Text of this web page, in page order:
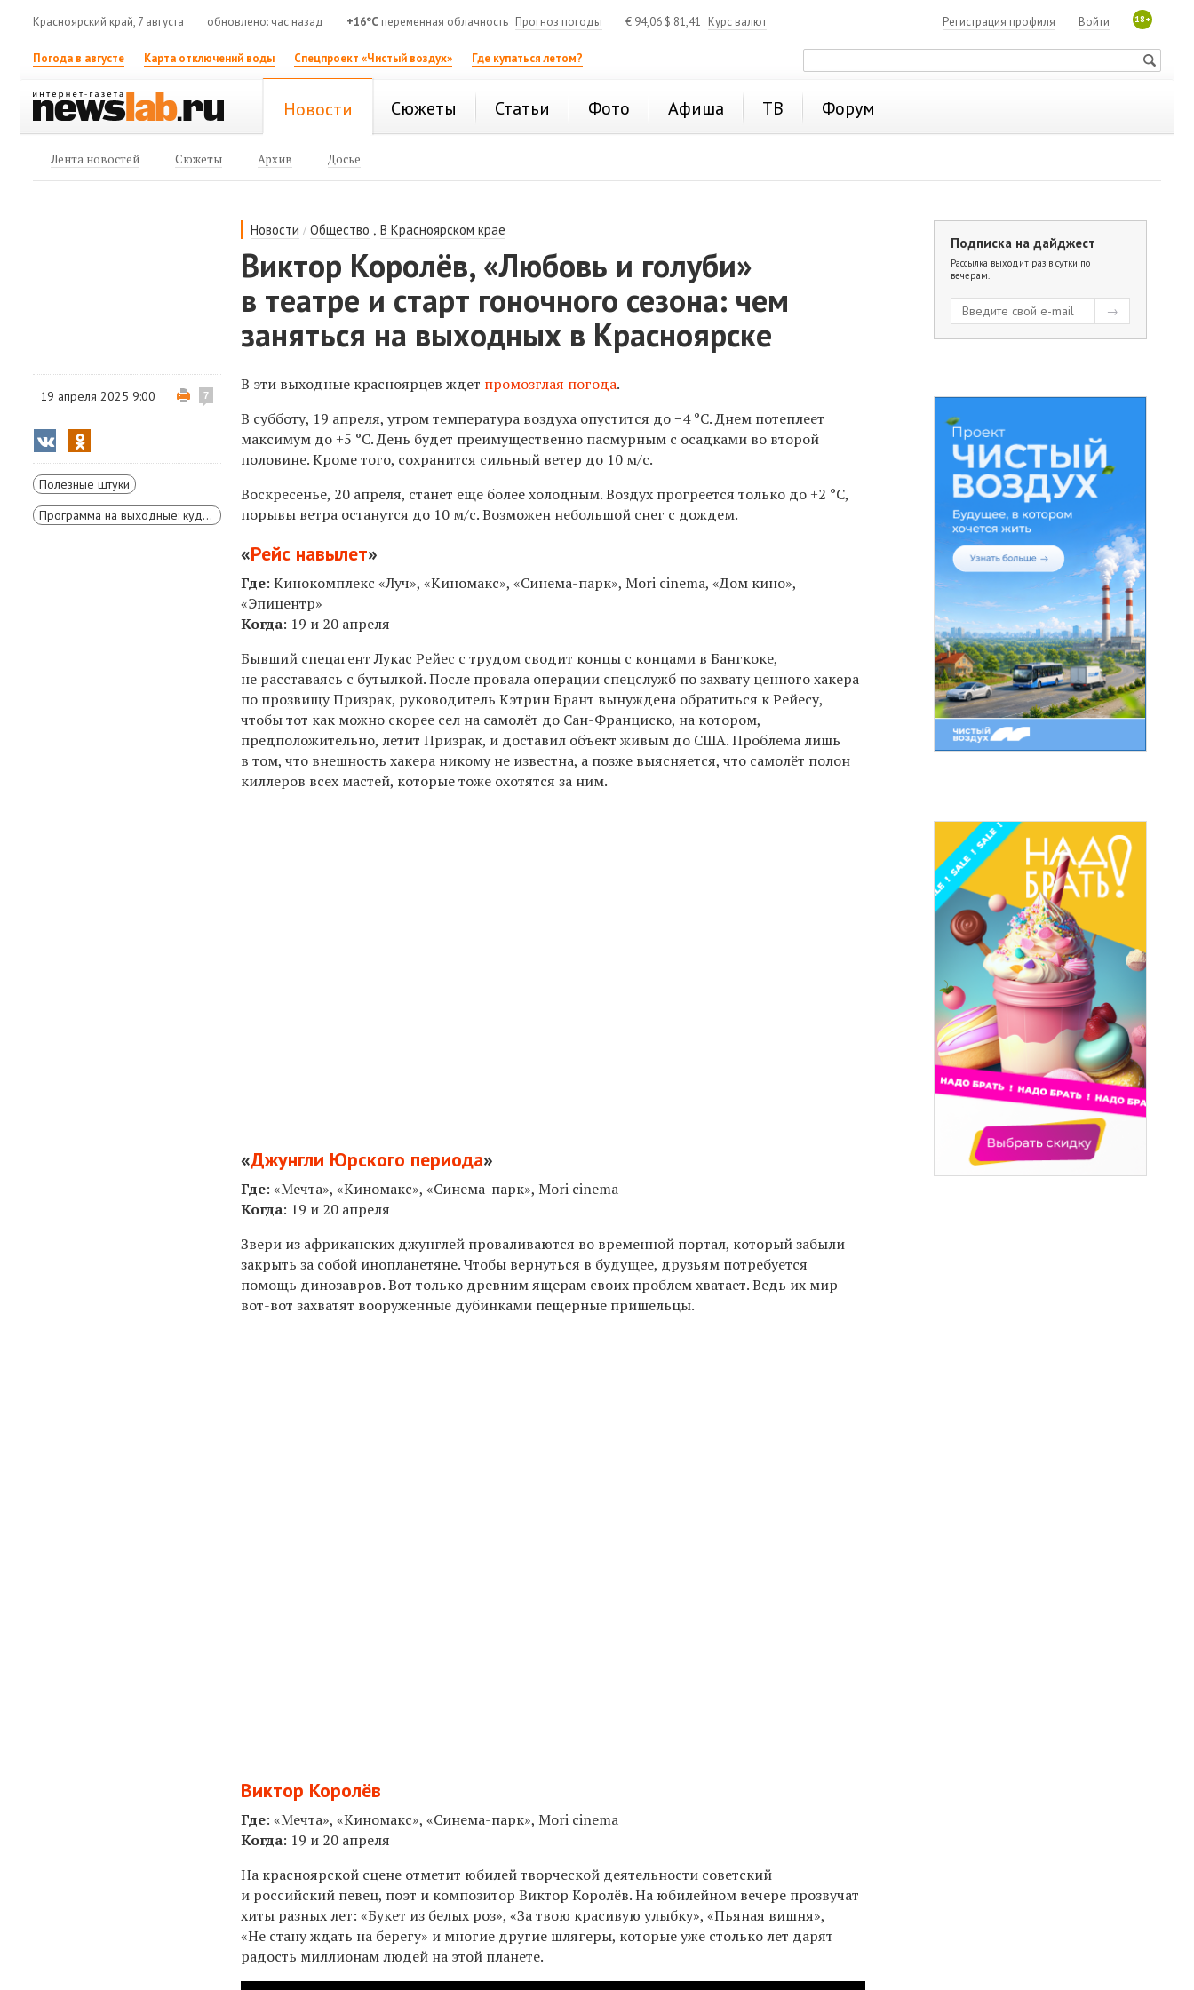
Красноярский край, 7 августа обновлено: час назад +16°C переменная облачность Прогноз погоды € 94,06 $ 81,41 Курс валют 18+
Войти
Регистрация профиля
Погода в августе Карта отключений воды Спецпроект «Чистый воздух» Где купаться летом?
Новости Сюжеты Статьи Фото Афиша ТВ Форум
Лента новостей Сюжеты Архив Досье
Новости /Общество ,В Красноярском крае
Виктор Королёв, «Любовь и голуби»
в театре и старт гоночного сезона: чем
заняться на выходных в Красноярске
19 апреля 2025 9:00 7
Полезные штуки
Программа на выходные: куда съездить и чем заняться
В эти выходные красноярцев ждет промозглая погода.
В субботу, 19 апреля, утром температура воздуха опустится до −4°C. Днем потеплеет
максимум до +5 °C. День будет преимущественно пасмурным с осадками во второй
половине. Кроме того, сохранится сильный ветер до 10 м/с.
Воскресенье, 20 апреля, станет еще более холодным. Воздух прогреется только до +2 °C,
порывы ветра останутся до 10 м/с. Возможен небольшой снег с дождем.
«Рейс навылет»
Где: Кинокомплекс «Луч», «Киномакс», «Синема-парк», Mori cinema, «Дом кино»,
«Эпицентр»
Когда: 19 и 20 апреля
Бывший спецагент Лукас Рейес с трудом сводит концы с концами в Бангкоке,
не расставаясь с бутылкой. После провала операции спецслужб по захвату ценного хакера
по прозвищу Призрак, руководитель Кэтрин Брант вынуждена обратиться к Рейесу,
чтобы тот как можно скорее сел на самолёт до Сан-Франциско, на котором,
предположительно, летит Призрак, и доставил объект живым до США. Проблема лишь
в том, что внешность хакера никому не известна, а позже выясняется, что самолёт полон
киллеров всех мастей, которые тоже охотятся за ним.
«Джунгли Юрского периода»
Где: «Мечта», «Киномакс», «Синема-парк», Mori cinema
Когда: 19 и 20 апреля
Звери из африканских джунглей проваливаются во временной портал, который забыли
закрыть за собой инопланетяне. Чтобы вернуться в будущее, друзьям потребуется
помощь динозавров. Вот только древним ящерам своих проблем хватает. Ведь их мир
вот-вот захватят вооруженные дубинками пещерные пришельцы.
Виктор Королёв
Где: «Мечта», «Киномакс», «Синема-парк», Mori cinema
Когда: 19 и 20 апреля
На красноярской сцене отметит юбилей творческой деятельности советский
и российский певец, поэт и композитор Виктор Королёв. На юбилейном вечере прозвучат
хиты разных лет: «Букет из белых роз», «За твою красивую улыбку», «Пьяная вишня»,
«Не стану ждать на берегу» и многие другие шлягеры, которые уже столько лет дарят
радость миллионам людей на этой планете.
Подписка на дайджест
Рассылка выходит раз в сутки по
вечерам.